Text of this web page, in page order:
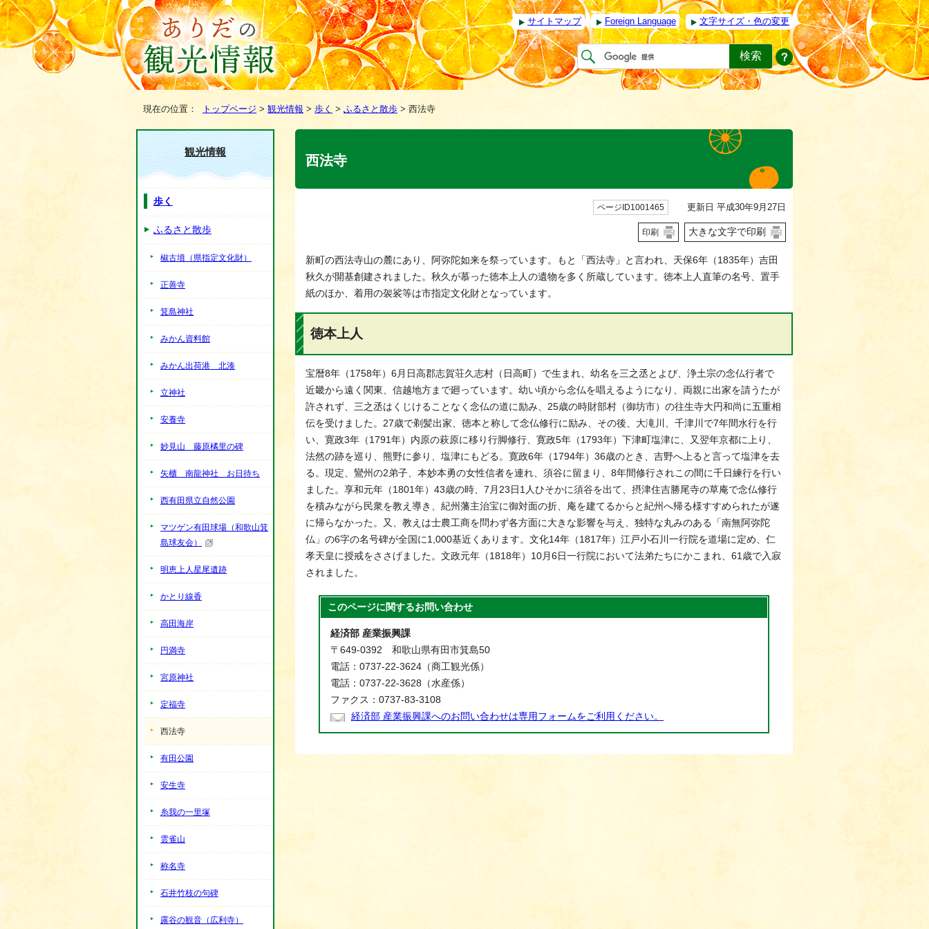
サイトマップ Foreign Language 文字サイズ・色の変更
現在の位置： トップページ > 観光情報 > 歩く > ふるさと散歩 > 西法寺
西法寺
ページID1001465 更新日 平成30年9月27日
印刷 大きな文字で印刷
新町の西法寺山の麓にあり、阿弥陀如来を祭っています。もと「西法寺」と言われ、天保6年（1835年）吉田
秋久が開基創建されました。秋久が慕った徳本上人の遺物を多く所蔵しています。徳本上人直筆の名号、置手
紙のほか、着用の袈裟等は市指定文化財となっています。
徳本上人
宝暦8年（1758年）6月日高郡志賀荘久志村（日高町）で生まれ、幼名を三之丞とよび、浄土宗の念仏行者で
近畿から遠く関東、信越地方まで廻っています。幼い頃から念仏を唱えるようになり、両親に出家を請うたが
許されず、三之丞はくじけることなく念仏の道に励み、25歳の時財部村（御坊市）の往生寺大円和尚に五重相
伝を受けました。27歳で剃髪出家、徳本と称して念仏修行に励み、その後、大滝川、千津川で7年間水行を行
い、寛政3年（1791年）内原の萩原に移り行脚修行、寛政5年（1793年）下津町塩津に、又翌年京都に上り、
法然の跡を巡り、熊野に参り、塩津にもどる。寛政6年（1794年）36歳のとき、吉野へ上ると言って塩津を去
る。現定、鸞州の2弟子、本妙本勇の女性信者を連れ、須谷に留まり、8年間修行されこの間に千日練行を行い
ました。享和元年（1801年）43歳の時、7月23日1人ひそかに須谷を出て、摂津住吉勝尾寺の草庵で念仏修行
を積みながら民衆を教え導き、紀州藩主治宝に御対面の折、庵を建てるからと紀州へ帰る様すすめられたが遂
に帰らなかった。又、教えは士農工商を問わず各方面に大きな影響を与え、独特な丸みのある「南無阿弥陀
仏」の6字の名号碑が全国に1,000基近くあります。文化14年（1817年）江戸小石川一行院を道場に定め、仁
孝天皇に授戒をささげました。文政元年（1818年）10月6日一行院において法弟たちにかこまれ、61歳で入寂
されました。
このページに関するお問い合わせ
経済部 産業振興課
〒649-0392 和歌山県有田市箕島50
電話：0737-22-3624（商工観光係）
電話：0737-22-3628（水産係）
ファクス：0737-83-3108
経済部 産業振興課へのお問い合わせは専用フォームをご利用ください。
観光情報
歩く
ふるさと散歩
椒古墳（県指定文化財）
正善寺
箕島神社
みかん資料館
みかん出荷港 北湊
立神社
安養寺
妙見山 藤原橘里の碑
矢櫃 南龍神社 お日待ち
西有田県立自然公園
マツゲン有田球場（和歌山箕
島球友会）
明恵上人星尾遺跡
かとり線香
高田海岸
円満寺
宮原神社
定福寺
西法寺
有田公園
安生寺
糸我の一里塚
雲雀山
称名寺
石井竹枝の句碑
露谷の観音（広利寺）